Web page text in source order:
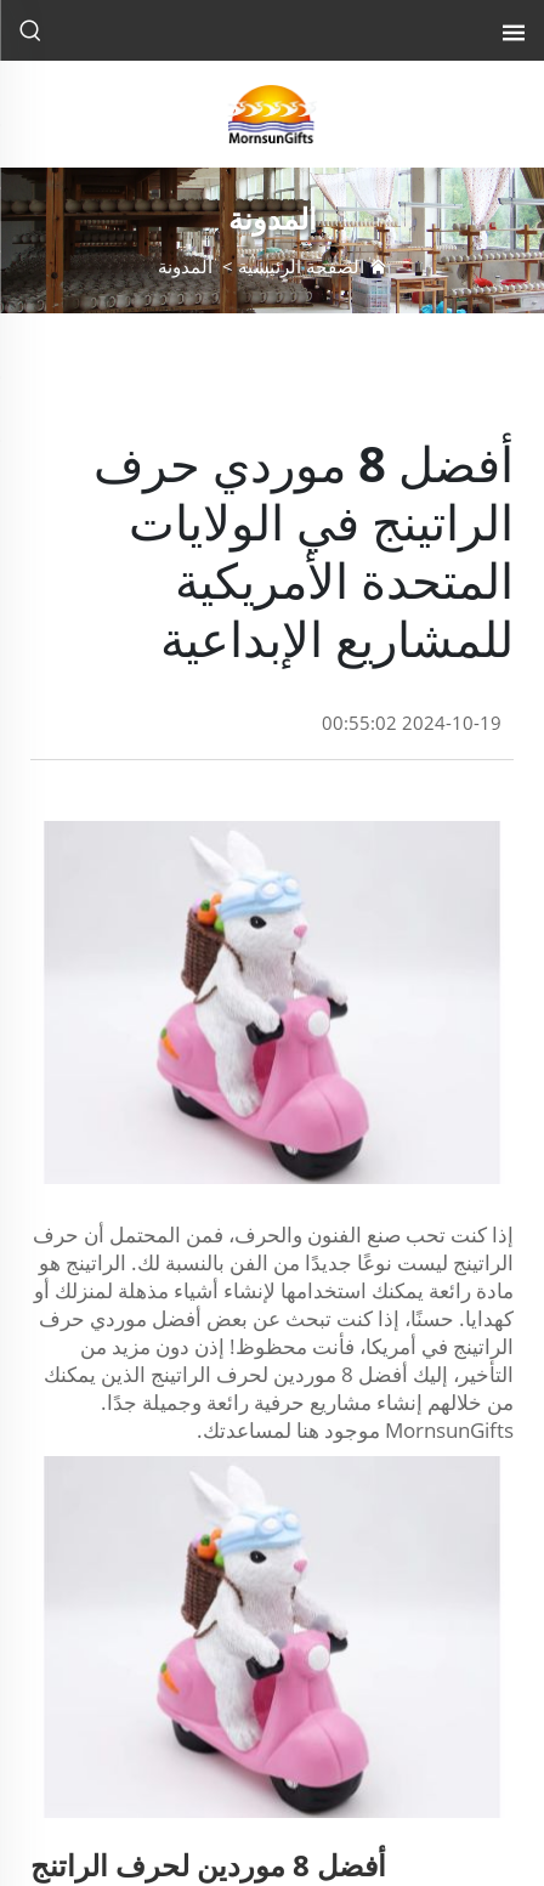
المدونة
الصفحة الرئيسية>المدونة
أفضل 8 موردي حرف
الراتينج في الولايات
المتحدة الأمريكية
للمشاريع الإبداعية
2024-10-19 00:55:02
إذا كنت تحب صنع الفنون والحرف، فمن المحتمل أن حرف
الراتينج ليست نوعًا جديدًا من الفن بالنسبة لك. الراتينج هو
مادة رائعة يمكنك استخدامها لإنشاء أشياء مذهلة لمنزلك أو
كهدايا. حسنًا، إذا كنت تبحث عن بعض أفضل موردي حرف
الراتينج في أمريكا، فأنت محظوظ! إذن دون مزيد من
التأخير، إليك أفضل 8 موردين لحرف الراتينج الذين يمكنك
من خلالهم إنشاء مشاريع حرفية رائعة وجميلة جدًا.
MornsunGifts موجود هنا لمساعدتك.
أفضل 8 موردين لحرف الراتنج